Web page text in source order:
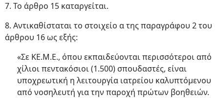
7. Το άρθρο 15 καταργείται.
8. Αντικαθίσταται το στοιχείο α της παραγράφου 2 του
άρθρου 16 ως εξής:
«Σε ΚΕ.Μ.Ε., όπου εκπαιδεύονται περισσότεροι από
χίλιοι πεντακόσιοι (1.500) σπουδαστές, είναι
υποχρεωτική η λειτουργία ιατρείου καλυπτόμενου
από νοσηλευτή για την παροχή πρώτων βοηθειών.